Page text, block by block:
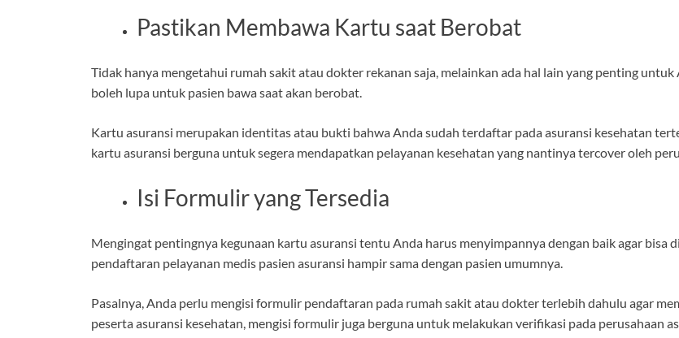
Pastikan Membawa Kartu saat Berobat
Tidak hanya mengetahui rumah sakit atau dokter rekanan saja, melainkan ada hal lain yang penting
boleh lupa untuk pasien bawa saat akan berobat.
Kartu asuransi merupakan identitas atau bukti bahwa Anda sudah terdaftar pada asuransi kesehatan
kartu asuransi berguna untuk segera mendapatkan pelayanan kesehatan yang nantinya tercover oleh
Isi Formulir yang Tersedia
Mengingat pentingnya kegunaan kartu asuransi tentu Anda harus menyimpannya dengan baik agar
pendaftaran pelayanan medis pasien asuransi hampir sama dengan pasien umumnya.
Pasalnya, Anda perlu mengisi formulir pendaftaran pada rumah sakit atau dokter terlebih dahulu agar
peserta asuransi kesehatan, mengisi formulir juga berguna untuk melakukan verifikasi pada perusahaan